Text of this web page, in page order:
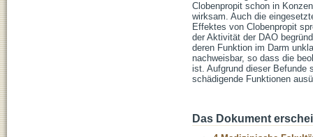
Clobenpropit schon in
wirksam. Auch die
Effektes von Clobenpropit
der Aktivität der DAO
deren Funktion im Darm
nachweisbar, so dass die
ist. Aufgrund dieser Befunde
schädigende Funktionen
Das Dokument